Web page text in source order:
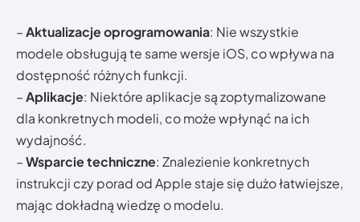
–Aktualizacje oprogramowania: Nie wszystkie
modele obsługują te same wersje iOS, co wpływa na
dostępność różnych funkcji.
–Aplikacje: Niektóre aplikacje są zoptymalizowane
dla konkretnych modeli, co może wpłynąć na ich
wydajność.
–Wsparcie techniczne: Znalezienie konkretnych
instrukcji czy porad od Apple staje się dużo łatwiejsze,
mając dokładną wiedzę o modelu.